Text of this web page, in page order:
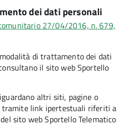
dei dati personali
27/04/2016, n. 679,
di trattamento dei dati
il sito web Sportello
altri siti, pagine o
link ipertestuali riferiti a
sito web Sportello Telematico